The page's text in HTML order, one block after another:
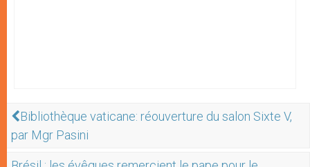
Bibliothèque vaticane: réouverture du salon Sixte V,
par Mgr Pasini